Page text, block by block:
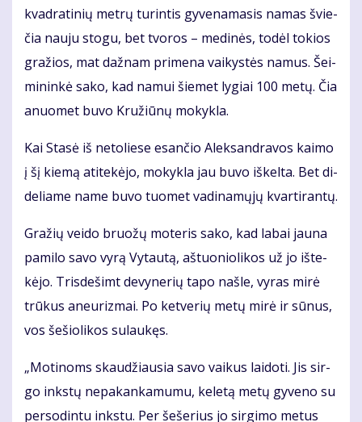
kvad­ra­ti­nių met­rų tu­rin­tis gy­ve­na­ma­sis na­mas švie­
čia nau­ju sto­gu, bet tvo­ros – me­di­nės, to­dėl to­kios
gra­žios, mat daž­nam pri­me­na vai­kys­tės na­mus. Šei­
mi­nin­kė sa­ko, kad na­mui šie­met ly­giai 100 me­tų. Čia
anuo­met bu­vo Kru­žiū­nų mo­kyk­la.
Kai Sta­sė iš ne­to­lie­se esan­čio Alek­san­dra­vos kai­mo
į šį kie­mą ati­te­kė­jo, mo­kyk­la jau bu­vo iš­kel­ta. Bet di­
de­lia­me na­me bu­vo tuo­met va­di­na­mų­jų kvar­ti­ran­tų.
Gra­žių vei­do bruo­žų mo­te­ris sa­ko, kad la­bai jau­na
pa­mi­lo sa­vo vy­rą Vy­tau­tą, aš­tuo­nio­li­kos už jo iš­te­
kė­jo. Tris­de­šimt de­vy­ne­rių ta­po naš­le, vy­ras mi­rė
trū­kus aneu­riz­mai. Po ket­ve­rių me­tų mi­rė ir sū­nus,
vos še­šio­li­kos su­lau­kęs.
„Mo­ti­noms skau­džiau­sia sa­vo vai­kus lai­do­ti. Jis sir­
go inks­tų ne­pa­kan­ka­mu­mu, ke­le­tą me­tų gy­ve­no su
per­so­din­tu inks­tu. Per še­še­rius jo sir­gi­mo me­tus